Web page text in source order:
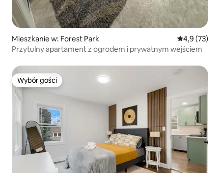
Mieszkanie w: Forest Park Średnia
4,9 (73)
Przytulny apartament z ogrodem i prywatnym wejściem
Wybór gości
Wybór gości